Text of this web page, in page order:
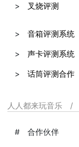
叉烧评测
音箱评测系统
声卡评测系统
话筒评测合作
人人都来玩音乐 /
合作伙伴